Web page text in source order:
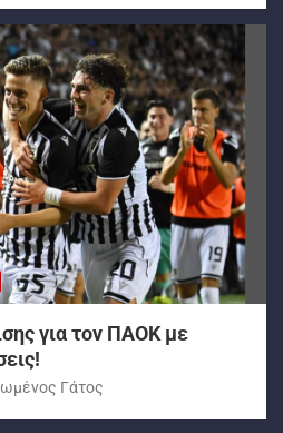
για τον ΠΑΟΚ με
Γάτος